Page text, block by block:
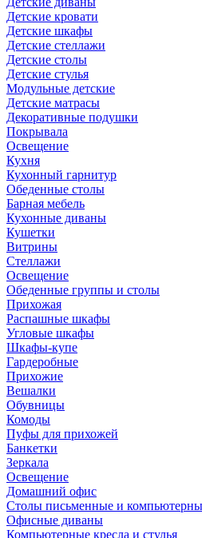
Детские кровати
Детские шкафы
Детские стеллажи
Детские столы
Детские стулья
Модульные детские
Детские матрасы
Декоративные подушки
Покрывала
Освещение
Кухня
Кухонный гарнитур
Обеденные столы
Барная мебель
Кухонные диваны
Кушетки
Витрины
Стеллажи
Освещение
Обеденные группы и столы
Прихожая
Распашные шкафы
Угловые шкафы
Шкафы-купе
Гардеробные
Прихожие
Вешалки
Обувницы
Комоды
Пуфы для прихожей
Банкетки
Зеркала
Освещение
Домашний офис
Столы письменные и
Офисные диваны
Компьютерные кресла и стулья